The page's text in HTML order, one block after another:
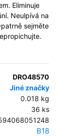
Eliminuje
Neulpívá na
sejměte
DRO48570
Jiné značky
0.018 kg
36 ks
B18